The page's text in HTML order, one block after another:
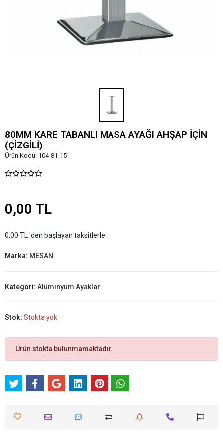
80MM KARE TABANLI MASA AYAĞI AHŞAP İÇİN
(ÇİZGİLİ)
Ürün Kodu: 104-81-15
0,00 TL
0,00 TL 'den başlayan taksitlerle
Marka: MESAN
Kategori: Alüminyum Ayaklar
Stok: Stokta yok
Ürün stokta bulunmamaktadır.